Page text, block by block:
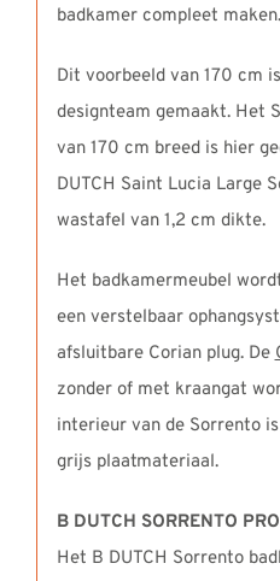
badkamer compleet maken.
Dit voorbeeld van 170 cm
designteam gemaakt. Het
van 170 cm breed is hier
DUTCH Saint Lucia Large
wastafel van 1,2 cm dikte.
Het badkamermeubel
een verstelbaar
afsluitbare Corian plug. De
zonder of met kraangat
interieur van de Sorrento
grijs plaatmateriaal.
B DUTCH SORRENTO
Het B DUTCH Sorrento